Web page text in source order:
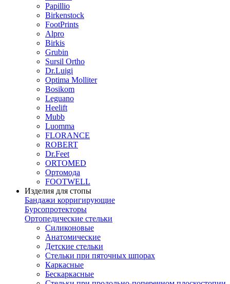
Papillio
Birkenstock
FootPrints
Alpro
Birkis
Grubin
Sursil Ortho
Dr.Luigi
Optima Molliter
Bosikom
Leguano
Heelift
Mubb
Luomma
FLORANCE
ROBERT
Dr.Feet
ORTOMED
Ортомода
FOOTWELL
Изделия для стопы
Бандажи корригирующие
Бурсопротекторы
Ортопедические стельки
Силиконовые
Анатомические
Детские стельки
Стельки при пяточных шпорах
Каркасные
Бескаркасные